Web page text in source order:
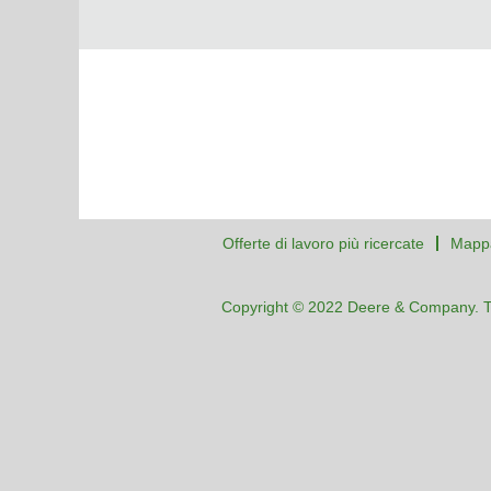
Offerte di lavoro più ricercate
Copyright © 2022 Deere & Company.